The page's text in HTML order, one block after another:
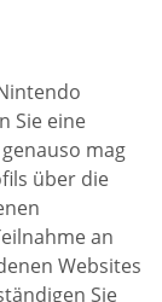
Sie eine
mag
über die
an
Websites
Sie